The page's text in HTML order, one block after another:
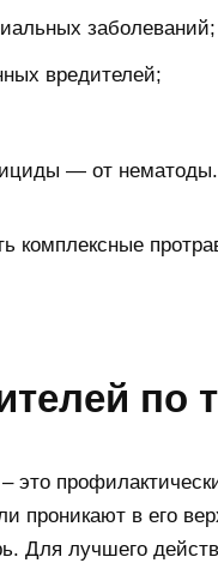
заболеваний;
вредителей;
— от нематоды.
комплексные
по
– это
проникают в его
Для лучшего